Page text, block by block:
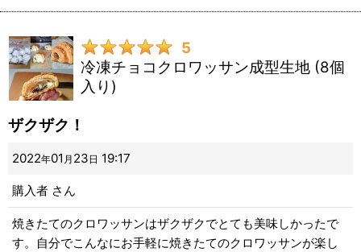
5
冷凍チョコクロワッサン成型生地 (8個
入り)
ザクザク！
2022年01 月 23 日 19:17
購入者 さん
焼きたてのクロワッサンはザクザクでとても美味しかったで
す。自分でこんなにお手軽に焼きたてのクロワッサンが楽し